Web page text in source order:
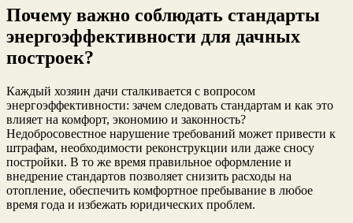
Почему важно соблюдать стандарты
энергоэффективности для дачных
построек?
Каждый хозяин дачи сталкивается с вопросом
энергоэффективности: зачем следовать стандартам и как это
влияет на комфорт, экономию и законность?
Недобросовестное нарушение требований может привести к
штрафам, необходимости реконструкции или даже сносу
постройки. В то же время правильное оформление и
внедрение стандартов позволяет снизить расходы на
отопление, обеспечить комфортное пребывание в любое
время года и избежать юридических проблем.